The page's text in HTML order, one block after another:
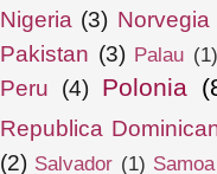
Nigeria (3) Norvegia
Pakistan (3) Palau (1)
Peru (4) Polonia
Republica
(2) Salvador (1) Samoa